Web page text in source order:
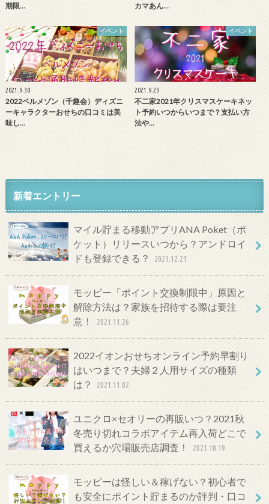
期限… カマあん…
イベント
2021.9.30
2022ベルメゾン（千趣会）ディズニ
ーキャラクターおせちの口コミは美
味し…
イベント
2021.9.23
不二家2021年クリスマスケーキネッ
ト予約いつからいつまで？支払い方
法や…
新着エントリー
マイル貯まる移動アプリANA Poket（ポ
ケット）リリースいつから？アンドロイ
ドも登録できる？
2021.12.21
モッピー「ポイント交換制限中」原因と
解除方法は？家族を招待する際は要注
意！
2021.11.26
2022イオンおせちオンライン予約早割り
はいつまで？夫婦２人用サイズの種類
は？
2021.11.02
ユニクロ×セオリーの再販いつ？2021秋
冬売り切れコラボアイテム再入荷どこで
買えるか穴場販売店調査！
2021.10.19
モッピーは怪しい＆稼げない？初心者で
も安全にポイント貯まるのか評判・口コ